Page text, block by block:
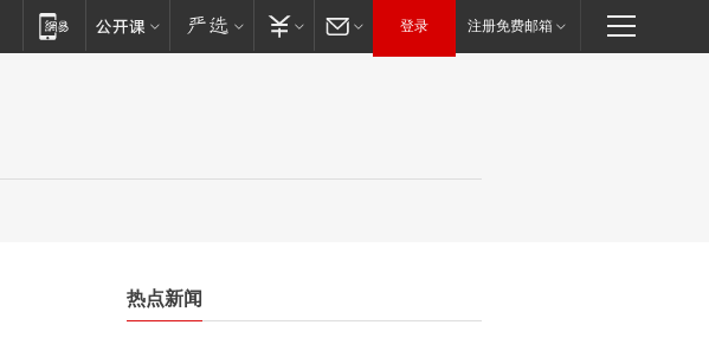
登录 注册免费邮箱
热点新闻